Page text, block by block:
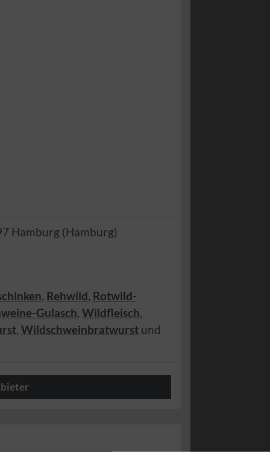
Hamburg (Hamburg)
, Rehwild, Rotwild-
Gulasch, Wildfleisch,
, Wildschweinbratwurst und